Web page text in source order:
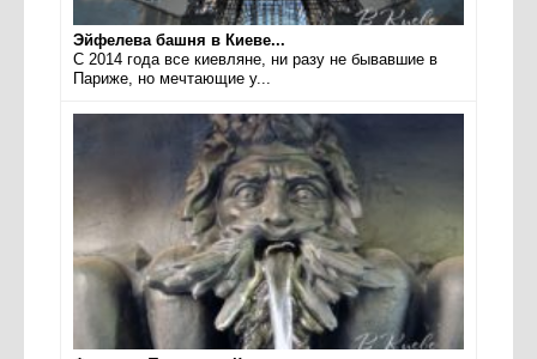
Эйфелева башня в Киеве...
С 2014 года все киевляне, ни разу не бывавшие в
Париже, но мечтающие у...